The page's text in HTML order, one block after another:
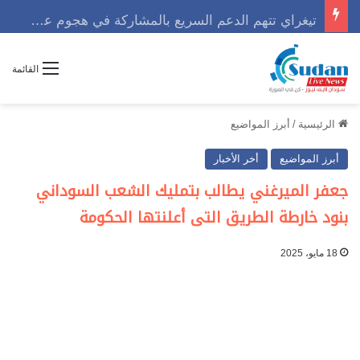
القائمة
الرئيسية / أبرز المواضيع
أبرز المواضيع أخر الأخبار
جعفر الميرغني يطالب بتمليك الشعب السوداني
بنود خارطة الطريق التى أعلنتها الحكومة
18 مايو، 2025